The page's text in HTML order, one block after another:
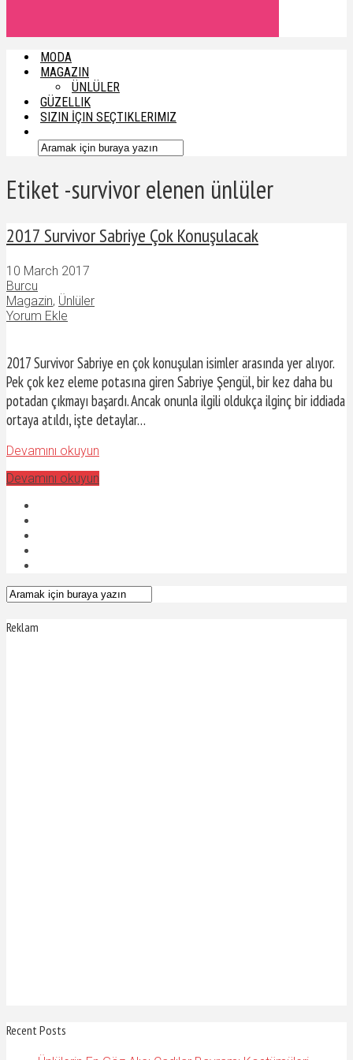
MODA
MAGAZIN
ÜNLÜLER
GÜZELLIK
SIZIN İÇIN SEÇTIKLERIMIZ
Etiket -survivor elenen ünlüler
2017 Survivor Sabriye Çok Konuşulacak
10 March 2017
Burcu
Magazin, Ünlüler
Yorum Ekle
2017 Survivor Sabriye en çok konuşulan isimler arasında yer alıyor.
Pek çok kez eleme potasına giren Sabriye Şengül, bir kez daha bu
potadan çıkmayı başardı. Ancak onunla ilgili oldukça ilginç bir iddiada
ortaya atıldı, işte detaylar…
Devamını okuyun
Devamını okuyun
Reklam
Recent Posts